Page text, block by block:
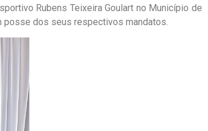
Rubens Teixeira Goulart no Município de
posse dos seus respectivos mandatos.